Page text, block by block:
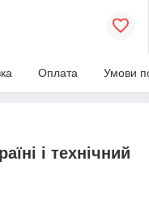
Оплата Умови
і технічний